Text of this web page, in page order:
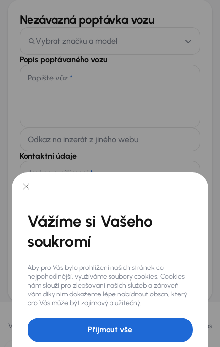
Nezávazná poptávka vozu
Vybrat značku a model
Popis poptávaného vozu
Popište vůz *
Odkaz na inzerát z jiného webu
Kontaktní údaje
Jméno a příjmení*
+420
E-mail*
Přeji si dostávat informace o atraktivních slevových
nabídkách
AURES Holdings a.s., se sídlem Dopraváků 874/15, Čimice, 184 00 Praha 8 bude
uchovávat a zpracovávat vaše osobní údaje v souladu se zásadami ochrany a
zpracováníosobních údajů.
Vybrali jsme pro vás
Vybíráme pro vás ty nejlepší vozy
z naší nabídky. Každý den pro vás
vykoupíme až 400 vozů
Vážíme si Vašeho
soukromí
Aby pro Vás bylo prohlížení našich stránek co
nejpohodlnější, využíváme soubory cookies. Cookies
nám slouží pro zlepšování našich služeb a zároveň
Vám díky nim dokážeme lépe nabídnout obsah, který
pro Vás může být zajímavý a užitečný.
Přijmout vše